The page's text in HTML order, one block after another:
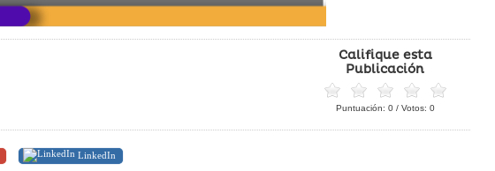
Califique esta
Publicación
Puntuación: 0/ Votos: 0
LinkedIn